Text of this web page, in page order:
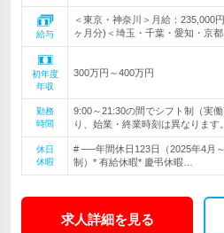
給与
＜東京・神奈川＞月給：235,000
ヶ月分)＜埼玉・千葉・愛知・京
初年度
年収
300万円～400万円
勤務
時間
9:00～21:30の間でシフト制（実
り、始業・終業時刻は異なります
休日
休暇
# ──年間休日123日（2025年4月
制）* 有給休暇* 慶弔休暇…
求人詳細を見る